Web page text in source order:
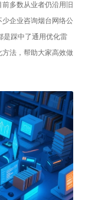
多数从业者仍沿用旧
企业咨询烟台网络公
是踩中了通用优化雷
法，帮助大家高效做